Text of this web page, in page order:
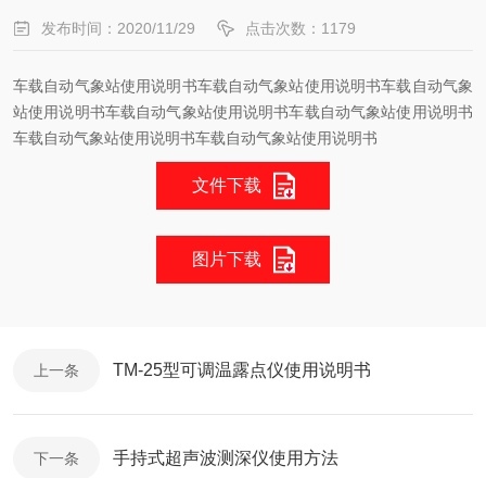
发布时间：2020/11/29 点击次数：1179
车载自动气象站使用说明书车载自动气象站使用说明书车载自动气象
站使用说明书车载自动气象站使用说明书车载自动气象站使用说明书
车载自动气象站使用说明书车载自动气象站使用说明书
文件下载
图片下载
上一条 TM-25型可调温露点仪使用说明书
下一条 手持式超声波测深仪使用方法